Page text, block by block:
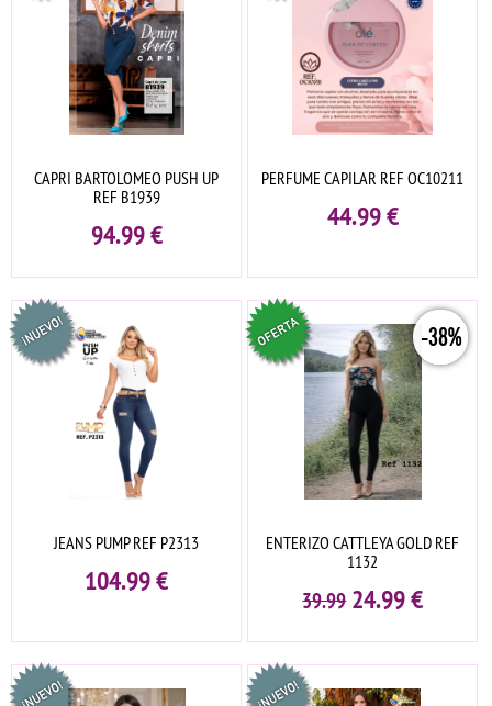
CAPRI BARTOLOMEO PUSH UP
REF B1939
94.99€
PERFUME CAPILAR REF OC10211
44.99€
JEANS PUMP REF P2313
104.99€
-38%
ENTERIZO CATTLEYA GOLD REF
1132
39.99 24.99€